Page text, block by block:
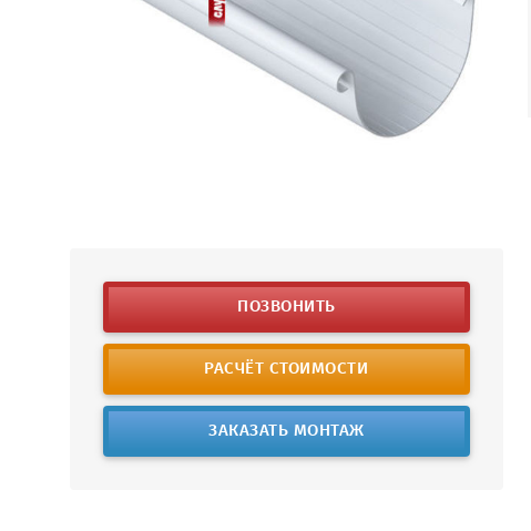
ПОЗВОНИТЬ
РАСЧЁТ СТОИМОСТИ
ЗАКАЗАТЬ МОНТАЖ